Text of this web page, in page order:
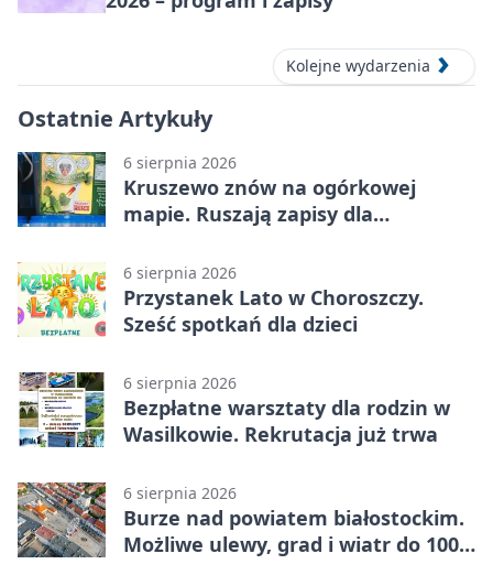
Kolejne wydarzenia
Ostatnie Artykuły
6 sierpnia 2026
Kruszewo znów na ogórkowej
mapie. Ruszają zapisy dla
6 sierpnia 2026
Przystanek Lato w Choroszczy.
Sześć spotkań dla dzieci
6 sierpnia 2026
Bezpłatne warsztaty dla rodzin w
Wasilkowie. Rekrutacja już trwa
6 sierpnia 2026
Burze nad powiatem białostockim.
Możliwe ulewy, grad i wiatr do 100